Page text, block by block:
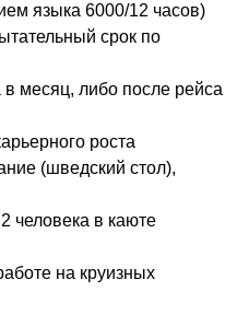
языка 6000/12 часов)
срок по
месяц, либо после рейса
роста
(шведский стол),
человека в каюте
на круизных